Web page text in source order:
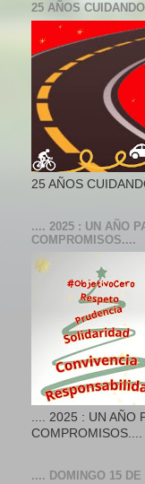
25 AÑOS
25 AÑOS
.... 2025 : UN AÑO
COMPROMISOS....
.... 2025 : UN AÑO
COMPROMISOS....
.... DOMINGO 15